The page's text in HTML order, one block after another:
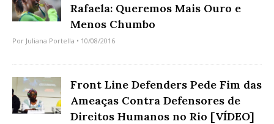
Rafaela: Queremos Mais Ouro e
Menos Chumbo
Por Juliana Portella • 10/08/2016
Front Line Defenders Pede Fim das
Ameaças Contra Defensores de
Direitos Humanos no Rio [VÍDEO]